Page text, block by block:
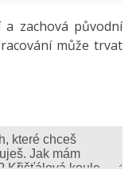
zachová původní
může trvat